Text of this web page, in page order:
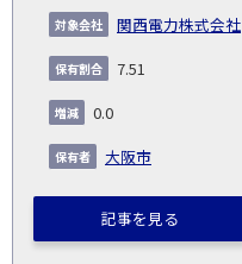
NO.
義
務
発
生
日
出
コー
象
関西電力株式会社
7.51
0.0
大阪市
記事を見る